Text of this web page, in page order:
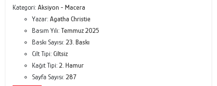
Kategori: Aksiyon - Macera
Yazar: Agatha Christie
Basım Yılı: Temmuz 2025
Baskı Sayısı: 23. Baskı
Cilt Tipi: Ciltsiz
Kağıt Tipi: 2. Hamur
Sayfa Sayısı: 287